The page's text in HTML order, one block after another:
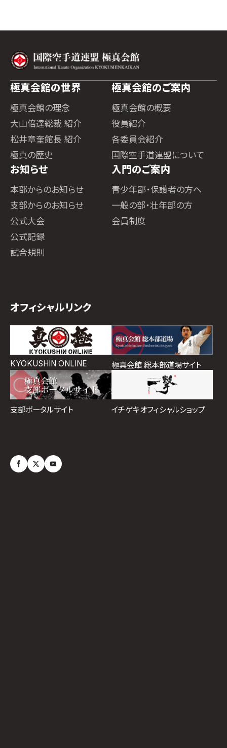
極真会館の世界
極真会館の理念
大山倍達総裁 紹介
松井章奎館長 紹介
極真の歴史
極真会館のご案内
極真会館の概要
役員紹介
各委員会紹介
国際空手道連盟について
お知らせ
本部からのお知らせ
支部からのお知らせ
公式大会
公式記録
試合規則
入門のご案内
青少年部・保護者の方へ
一般の部・壮年部の方
会員制度
オフィシャルリンク
KYOKUSHIN ONLINE 極真会館 総本部道場サイト
支部ポータルサイト イチゲキオフィシャルショップ